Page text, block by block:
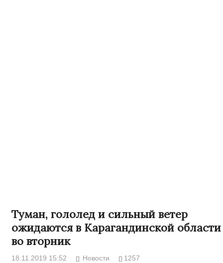
Туман, гололед и сильный ветер
ожидаются в Карагандинской области
во вторник
18.11.2019 15:52 Новости 1257